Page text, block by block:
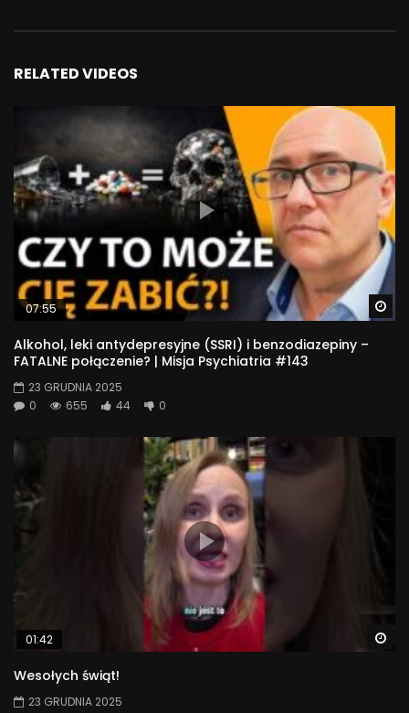
RELATED VIDEOS
07:55
Alkohol, leki antydepresyjne (SSRI) i benzodiazepiny –
FATALNE połączenie? | Misja Psychiatria #143
23 GRUDNIA 2025
0
655 44 0
01:42
Wesołych świąt!
23 GRUDNIA 2025